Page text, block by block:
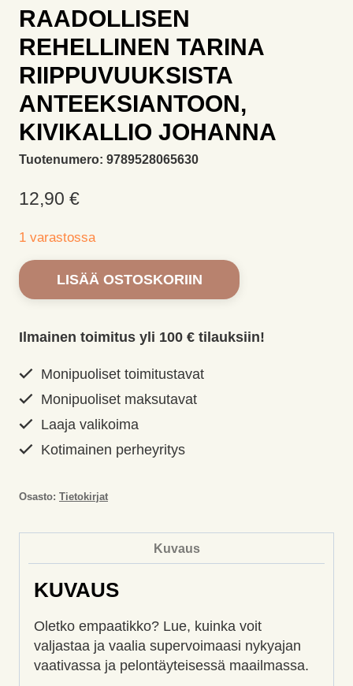
RAADOLLISEN
REHELLINEN TARINA
RIIPPUVUUKSISTA
ANTEEKSIANTOON,
KIVIKALLIO JOHANNA
Tuotenumero: 9789528065630
12,90 €
1 varastossa
Hukattu
herkkyys
tarina
riippuvuuksista
anteeksiantoon,
Kivikallio
Johanna
määrä
LISÄÄ OSTOSKORIIN
Ilmainen toimitus yli 100 € tilauksiin!
Monipuoliset toimitustavat
Monipuoliset maksutavat
Laaja valikoima
Kotimainen perheyritys
Osasto: Tietokirjat
Kuvaus
KUVAUS
Oletko empaatikko? Lue, kuinka voit
valjastaa ja vaalia supervoimaasi nykyajan
vaativassa ja pelontäyteisessä maailmassa.